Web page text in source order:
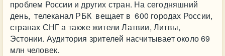
проблем России и других стран. На сегодняшний
день, телеканал РБК вещает в 600 городах России,
странах СНГ а также жители Латвии, Литвы,
Эстонии. Аудитория зрителей насчитывает около 69
млн человек.